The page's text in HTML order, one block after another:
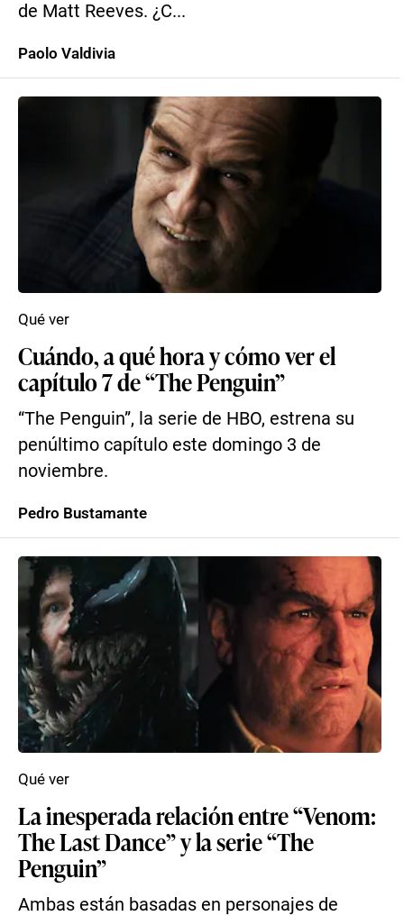
de Matt Reeves. ¿C...
Paolo Valdivia
Cuándo, a qué hora y cómo ver el
capítulo 7 de “The Penguin”
“The Penguin”, la serie de HBO, estrena su
penúltimo capítulo este domingo 3 de
noviembre.
Qué ver
Pedro Bustamante
La inesperada relación entre “Venom:
The Last Dance” y la serie “The
Penguin”
Ambas están basadas en personajes de
Qué ver